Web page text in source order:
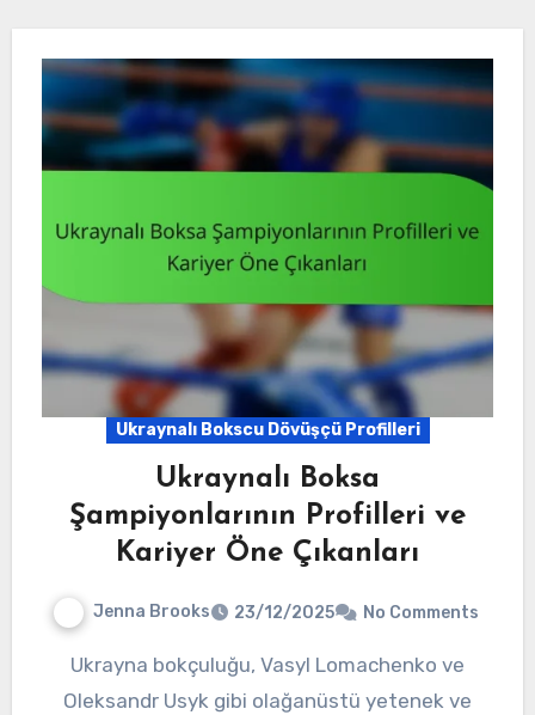
Ukraynalı Bokscu Dövüşçü Profilleri
Ukraynalı Boksa
Şampiyonlarının Profilleri ve
Kariyer Öne Çıkanları
Jenna Brooks 23/12/2025 No Comments
Ukrayna bokçuluğu, Vasyl Lomachenko ve
Oleksandr Usyk gibi olağanüstü yetenek ve